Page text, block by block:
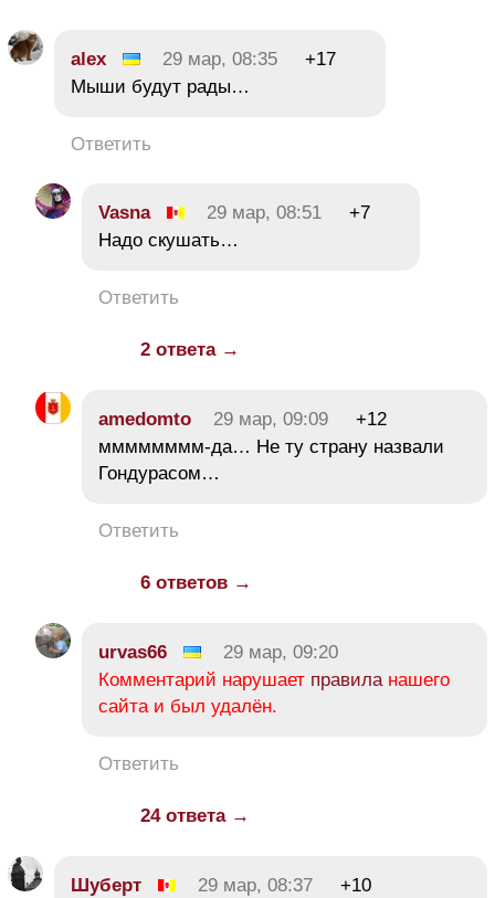
alex 29 мар, 08:35
+17
Мыши будут рады…
Ответить
Vasna 29 мар, 08:51
+7
Надо скушать…
Ответить
2 ответа →
amedomto 29 мар, 09:09
+12
мммммммм-да… Не ту страну назвали
Гондурасом…
Ответить
6 ответов →
urvas66
29 мар, 09:20
Комментарий нарушает правила нашего
сайта и был удалён.
Ответить
24 ответа →
Шуберт 29 мар, 08:37 +10